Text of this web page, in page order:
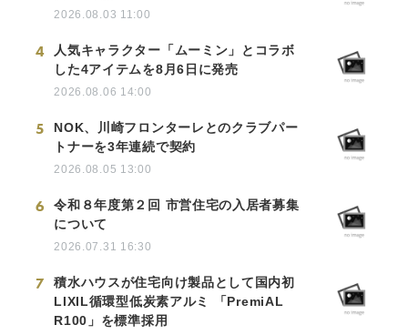
2026.08.03 11:00
4
人気キャラクター「ムーミン」とコラボ
した4アイテムを8月6日に発売
2026.08.06 14:00
5
NOK、川崎フロンターレとのクラブパー
トナーを3年連続で契約
2026.08.05 13:00
6
令和８年度第２回 市営住宅の入居者募集
について
2026.07.31 16:30
7
積水ハウスが住宅向け製品として国内初
LIXIL循環型低炭素アルミ 「PremiAL
R100」を標準採用